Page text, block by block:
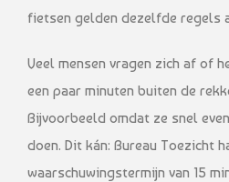
fietsen gelden dezelfde regels
Veel mensen vragen zich af of
een paar minuten buiten de
Bijvoorbeeld omdat ze snel
doen. Dit kán: Bureau Toezicht
waarschuwingstermijn van 15